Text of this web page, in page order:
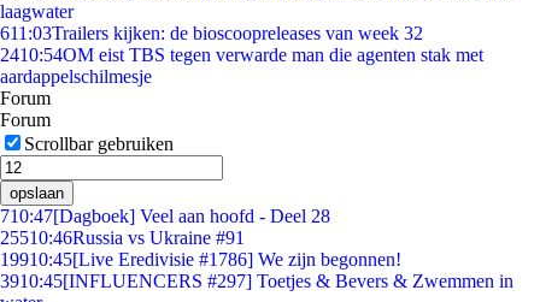
laagwater
611:03Trailers kijken: de bioscoopreleases van week 32
2410:54OM eist TBS tegen verwarde man die agenten stak met
aardappelschilmesje
Forum
Forum
Scrollbar gebruiken
opslaan
710:47[Dagboek] Veel aan hoofd - Deel 28
25510:46Russia vs Ukraine #91
19910:45[Live Eredivisie #1786] We zijn begonnen!
3910:45[INFLUENCERS #297] Toetjes & Bevers & Zwemmen in